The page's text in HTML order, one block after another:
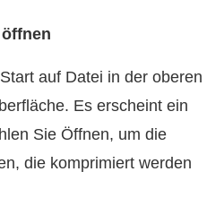
auf Datei in der oberen
Es erscheint ein
Sie Öffnen, um die
die komprimiert werden